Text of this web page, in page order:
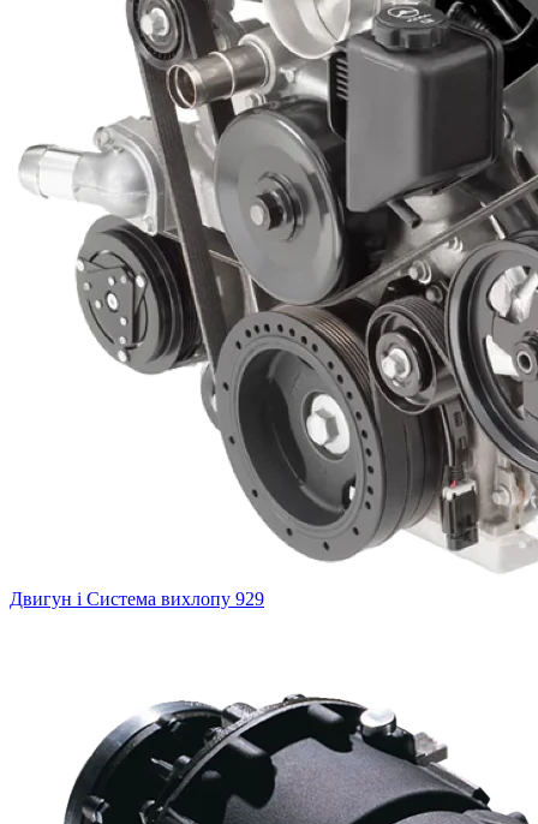
Двигун і Система вихлопу 929